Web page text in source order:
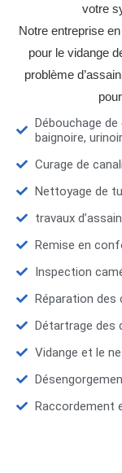
votre
Notre entreprise
pour le vidange
problème
Débouchage
baignoire, urinoir.
Curage de
Nettoyage de
travaux
Remise en
Inspection
Réparation des
Détartrage des
Vidange et le
Raccordement